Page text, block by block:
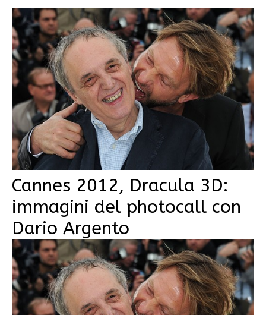
Cannes 2012, Dracula 3D:
immagini del photocall con
Dario Argento